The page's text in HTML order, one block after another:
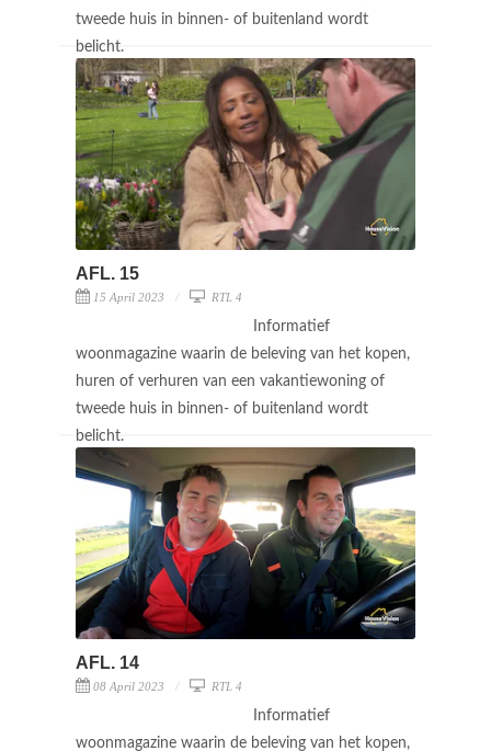
tweede huis in binnen- of buitenland wordt
belicht.
AFL. 15
15 April 2023 RTL 4
Informatief
woonmagazine waarin de beleving van het kopen,
huren of verhuren van een vakantiewoning of
tweede huis in binnen- of buitenland wordt
belicht.
AFL. 14
08 April 2023 RTL 4
Informatief
woonmagazine waarin de beleving van het kopen,